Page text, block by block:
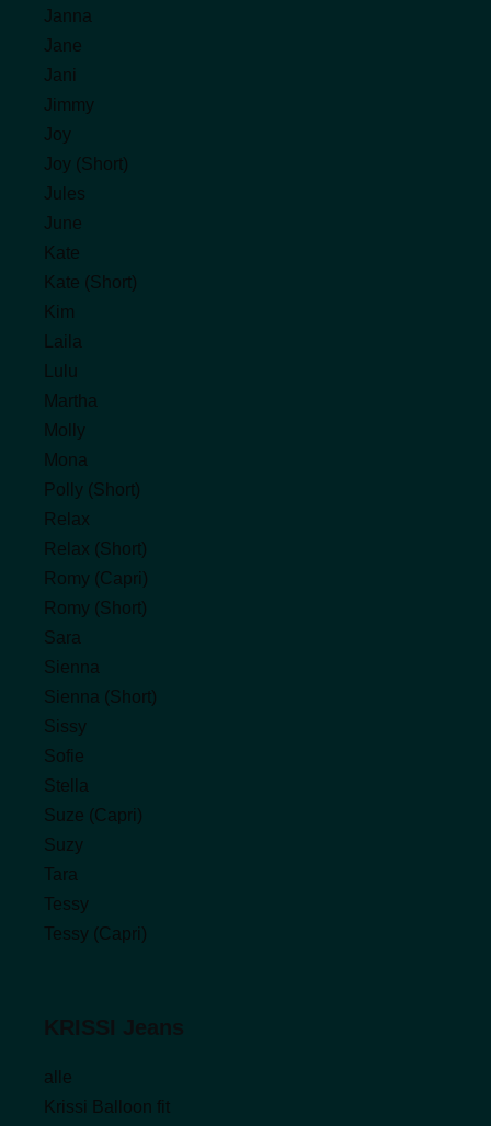
Janna
Jane
Jani
Jimmy
Joy
Joy (Short)
Jules
June
Kate
Kate (Short)
Kim
Laila
Lulu
Martha
Molly
Mona
Polly (Short)
Relax
Relax (Short)
Romy (Capri)
Romy (Short)
Sara
Sienna
Sienna (Short)
Sissy
Sofie
Stella
Suze (Capri)
Suzy
Tara
Tessy
Tessy (Capri)
alle
Krissi Balloon fit